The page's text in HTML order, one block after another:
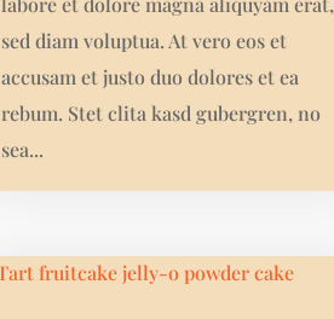
sed diam voluptua. At vero eos et
accusam et justo duo dolores et ea
rebum. Stet clita kasd gubergren, no
sea...